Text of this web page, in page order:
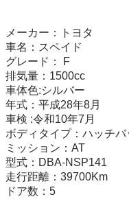
メーカー：トヨタ
車名：スペイド
グレード： F
排気量：1500cc
車体色:シルバー
年式：平成28年8月
車検 :令和10年7月
ボディタイプ：ハッチバ
ミッション：AT
型式：DBA-NSP141
走行距離：39700Km
ドア数：5